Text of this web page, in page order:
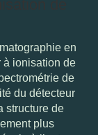
en
à ionisation de
de
du détecteur
structure de
plus